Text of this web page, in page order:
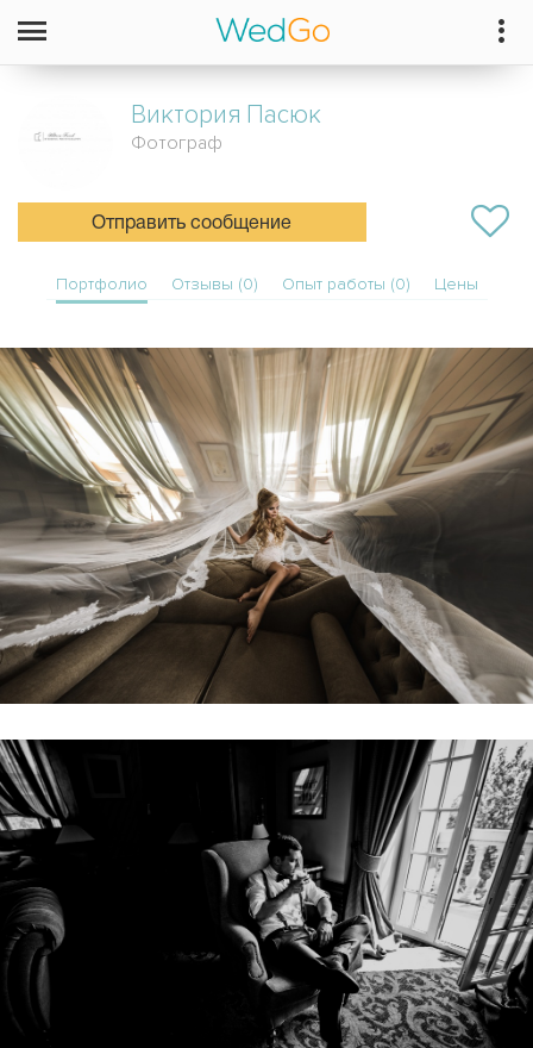
Виктория Пасюк
Фотограф
Отправить сообщение
Портфолио Отзывы (0) Опыт работы (0) Цены